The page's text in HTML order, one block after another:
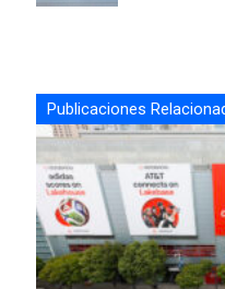
Publicaciones